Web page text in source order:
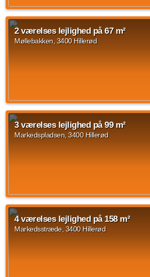
2 værelses lejlighed beliggende
97 kvadratmeter med indflytning d. 1.
er på 12.600 kroner og forbrug...
2 værelses lejlighed på 67 m²
Møllebakken, 3400 Hillerød
Om boligen: Velkommen til denne lyse
værelses lejlighed på 67 m², som byder
planløsning og et skønt lysindfald.
Kilde: Dansk Boligformidling
3 værelses lejlighed på 99 m²
Markedspladsen, 3400 Hillerød
3 værelses lejlighed beliggende
99 kvadratmeter. Den månedlige husleje
og forbrug er sat til 2.200 kroner...
4 værelses lejlighed på 158 m²
Markedsstræde, 3400 Hillerød